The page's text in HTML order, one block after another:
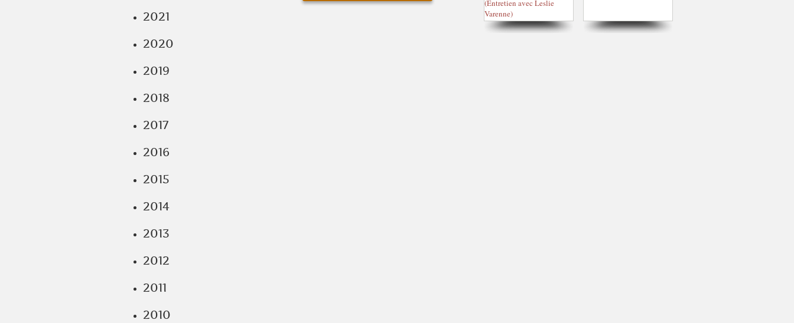
2021
2020
2019
2018
2017
2016
2015
2014
2013
2012
2011
2010